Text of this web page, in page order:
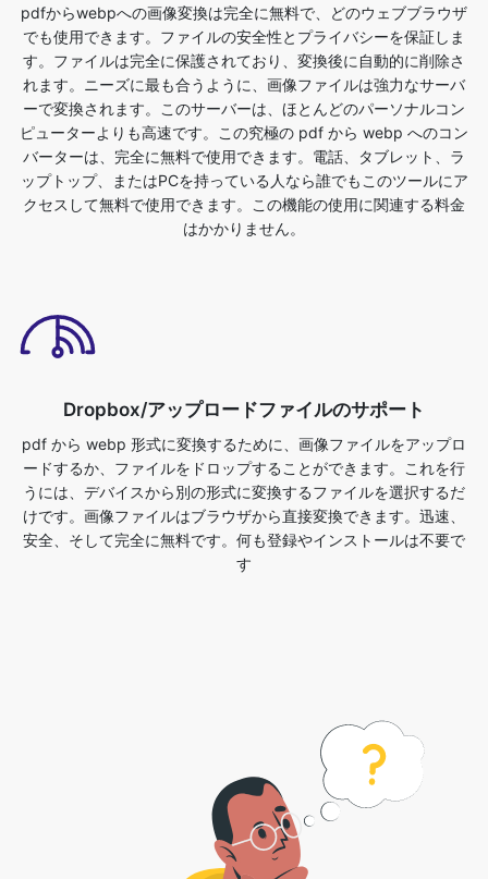
ーで変換されます。このサーバーは、ほとんどのパーソナルコン
ピューターよりも高速です。この究極の pdf から webp へのコン
バーターは、完全に無料で使用できます。電話、タブレット、ラ
ップトップ、またはPCを持っている人なら誰でもこのツールにア
クセスして無料で使用できます。この機能の使用に関連する料金
はかかりません。
Dropbox/アップロードファイルのサポート
pdf から webp 形式に変換するために、画像ファイルをアップロ
うには、デバイスから別の形式に変換するファイルを選択するだ
けです。画像ファイルはブラウザから直接変換できます。迅速、
安全、そして完全に無料です。何も登録やインストールは不要で
す